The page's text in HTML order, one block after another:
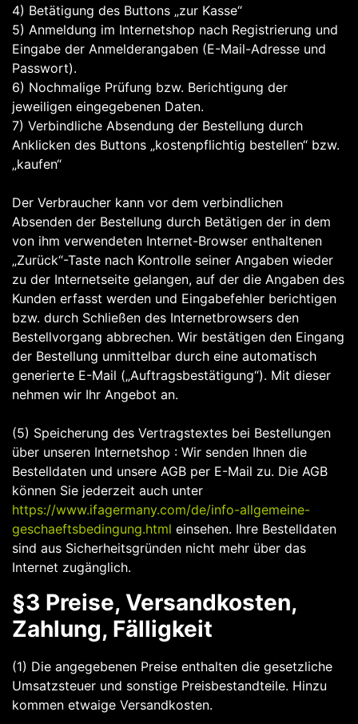
4) Betätigung des Buttons „zur Kasse“
5) Anmeldung im Internetshop nach Registrierung und
Eingabe der Anmelderangaben (E-Mail-Adresse und
Passwort).
6) Nochmalige Prüfung bzw. Berichtigung der
jeweiligen eingegebenen Daten.
7) Verbindliche Absendung der Bestellung durch
Anklicken des Buttons „kostenpflichtig bestellen“ bzw.
„kaufen“
Der Verbraucher kann vor dem verbindlichen
Absenden der Bestellung durch Betätigen der in dem
von ihm verwendeten Internet-Browser enthaltenen
„Zurück“-Taste nach Kontrolle seiner Angaben wieder
zu der Internetseite gelangen, auf der die Angaben des
Kunden erfasst werden und Eingabefehler berichtigen
bzw. durch Schließen des Internetbrowsers den
Bestellvorgang abbrechen. Wir bestätigen den Eingang
der Bestellung unmittelbar durch eine automatisch
generierte E-Mail („Auftragsbestätigung“). Mit dieser
nehmen wir Ihr Angebot an.
(5) Speicherung des Vertragstextes bei Bestellungen
über unseren Internetshop : Wir senden Ihnen die
Bestelldaten und unsere AGB per E-Mail zu. Die AGB
können Sie jederzeit auch unter
https://www.ifagermany.com/de/info-allgemeine-
geschaeftsbedingung.html einsehen. Ihre Bestelldaten
sind aus Sicherheitsgründen nicht mehr über das
Internet zugänglich.
§3 Preise, Versandkosten,
Zahlung, Fälligkeit
(1) Die angegebenen Preise enthalten die gesetzliche
Umsatzsteuer und sonstige Preisbestandteile. Hinzu
kommen etwaige Versandkosten.